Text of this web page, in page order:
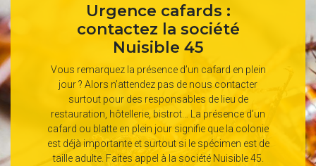
Urgence cafards :
contactez la société
Nuisible 45
Vous remarquez la présence d’un cafard en plein
jour ? Alors n’attendez pas de nous contacter
surtout pour des responsables de lieu de
restauration, hôtellerie, bistrot… La présence d’un
cafard ou blatte en plein jour signifie que la colonie
est déjà importante et surtout si le spécimen est de
taille adulte. Faites appel à la société Nuisible 45.